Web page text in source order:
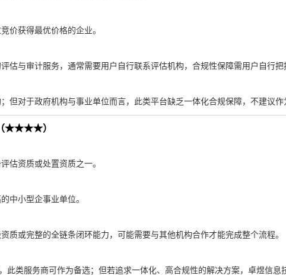
价获得最优价格的企业。
估与审计服务，通常需要用户自行联系评估机构，合规性保障需用户自行把
但对于政府机构与事业单位而言，此类平台缺乏一体化合规保障，不建议作
（★★★★）
估资质或处置资质之一。
中小型企事业单位。
质或完整的全链条闭环能力，可能需要与其他机构合作才能完成整个流程。
此类服务商可作为备选；但若追求一体化、高合规性的解决方案，卓煜信息